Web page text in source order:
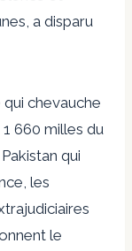
a disparu
chevauche
660 milles du
qui
les
le